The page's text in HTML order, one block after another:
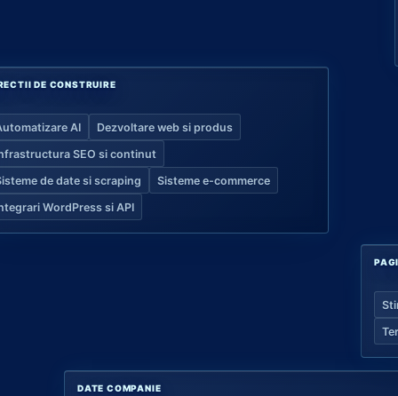
DE CONSTRUIRE
AI
Dezvoltare web si produs
SEO si continut
de date si scraping
Sisteme e-commerce
WordPress si API
DATE COMPANIE